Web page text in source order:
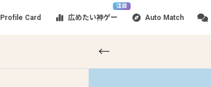
Profile Card
注目
広めたい神ゲー Auto Match
←